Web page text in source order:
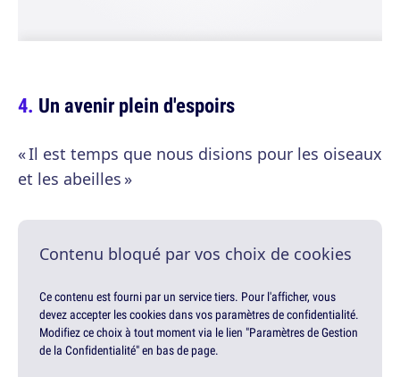
Un avenir plein d'espoirs
« Il est temps que nous disions pour les oiseaux
et les abeilles »
Contenu bloqué par vos choix de cookies
Ce contenu est fourni par un service tiers. Pour l'afficher, vous
devez accepter les cookies dans vos paramètres de confidentialité.
Modifiez ce choix à tout moment via le lien "Paramètres de Gestion
de la Confidentialité" en bas de page.